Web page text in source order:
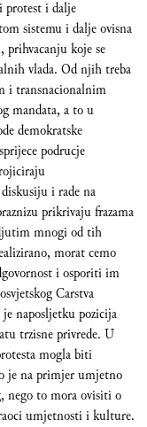
protest i dalje
sistemu i dalje ovisna
koje se
vlada. Od njih treba
i transnacionalnim
mandata, a to u
demokratske
podrucje
i rade na
prikrivaju frazama
mnogi od tih
morat cemo
i osporiti im
Carstva
naposljetku pozicija
trzisne privrede. U
mogla biti
je na primjer umjetno
nego to mora ovisiti o
umjetnosti i kulture.